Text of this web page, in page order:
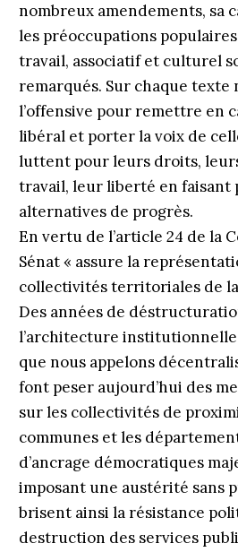
nombreux amendements, sa
les préoccupations
travail, associatif et culturel
remarqués. Sur chaque texte
l’offensive pour remettre en
libéral et porter la voix de
luttent pour leurs droits,
travail, leur liberté en faisant
alternatives de progrès.
En vertu de l’article 24 de la
Sénat « assure la
collectivités territoriales de
Des années de
l’architecture institutionnelle
que nous appelons
font peser aujourd’hui des
sur les collectivités de
communes et les
d’ancrage démocratiques
imposant une austérité sans
brisent ainsi la résistance
destruction des services